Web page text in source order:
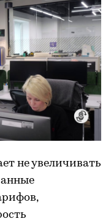
не увеличивать